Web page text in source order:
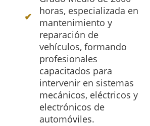
horas, especializada en
mantenimiento y
reparación de
vehículos, formando
profesionales
capacitados para
intervenir en sistemas
mecánicos, eléctricos y
electrónicos de
automóviles.